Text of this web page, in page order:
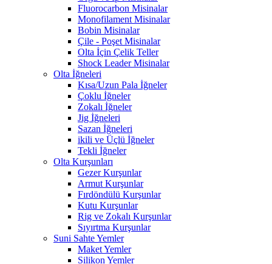
Fluorocarbon Misinalar
Monofilament Misinalar
Bobin Misinalar
Çile - Poşet Misinalar
Olta İçin Çelik Teller
Shock Leader Misinalar
Olta İğneleri
Kısa/Uzun Pala İğneler
Çoklu İğneler
Zokalı İğneler
Jig İğneleri
Sazan İğneleri
ikili ve Üçlü İğneler
Tekli İğneler
Olta Kurşunları
Gezer Kurşunlar
Armut Kurşunlar
Fırdöndülü Kurşunlar
Kutu Kurşunlar
Rig ve Zokalı Kurşunlar
Sıyırtma Kurşunlar
Suni Sahte Yemler
Maket Yemler
Silikon Yemler